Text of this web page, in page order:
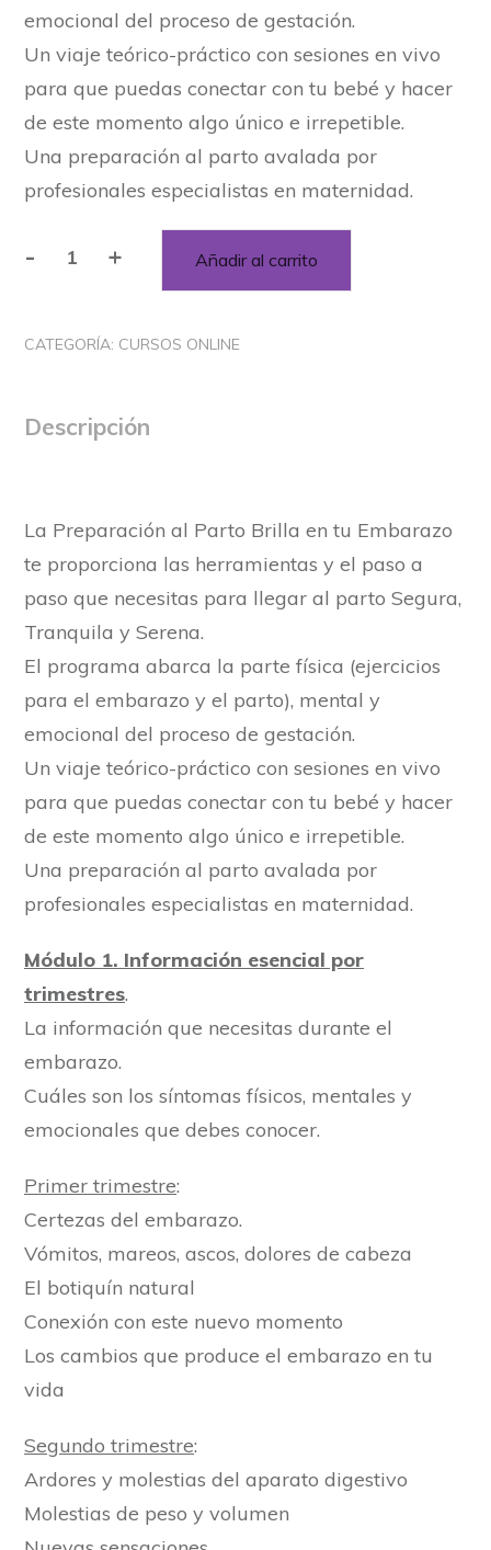
emocional del proceso de gestación.
Un viaje teórico-práctico con sesiones en vivo
para que puedas conectar con tu bebé y hacer
de este momento algo único e irrepetible.
Una preparación al parto avalada por
profesionales especialistas en maternidad.
-Preparación
en
Embarazo
cantidad
+ Añadir al carrito
CATEGORÍA: CURSOS ONLINE
Descripción
La Preparación al Parto Brilla en tu Embarazo
te proporciona las herramientas y el paso a
paso que necesitas para llegar al parto Segura,
Tranquila y Serena.
El programa abarca la parte física (ejercicios
para el embarazo y el parto), mental y
emocional del proceso de gestación.
Un viaje teórico-práctico con sesiones en vivo
para que puedas conectar con tu bebé y hacer
de este momento algo único e irrepetible.
Una preparación al parto avalada por
profesionales especialistas en maternidad.
Módulo 1. Información esencial por
trimestres.
La información que necesitas durante el
embarazo.
Cuáles son los síntomas físicos, mentales y
emocionales que debes conocer.
Primer trimestre:
Certezas del embarazo.
Vómitos, mareos, ascos, dolores de cabeza
El botiquín natural
Conexión con este nuevo momento
Los cambios que produce el embarazo en tu
vida
Segundo trimestre:
Ardores y molestias del aparato digestivo
Molestias de peso y volumen